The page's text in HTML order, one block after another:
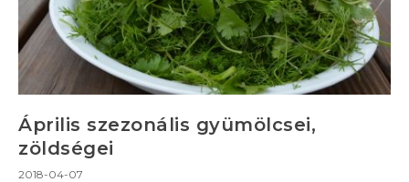
Április szezonális gyümölcsei,
zöldségei
2018-04-07